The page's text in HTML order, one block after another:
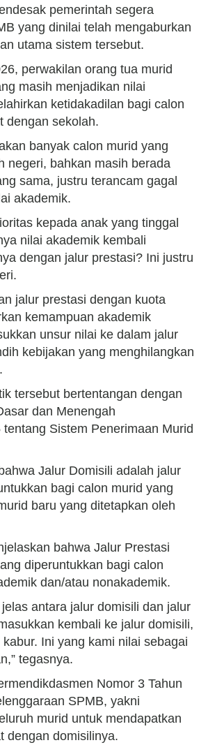
pemerintah segera
yang dinilai telah mengaburkan
utama sistem tersebut.
perwakilan orang tua murid
masih menjadikan nilai
ketidakadilan bagi calon
dengan sekolah.
banyak calon murid yang
negeri, bahkan masih berada
sama, justru terancam gagal
akademik.
kepada anak yang tinggal
nilai akademik kembali
dengan jalur prestasi? Ini justru
jalur prestasi dengan kuota
kemampuan akademik
unsur nilai ke dalam jalur
kebijakan yang menghilangkan
tersebut bertentangan dengan
dan Menengah
Sistem Penerimaan Murid
Jalur Domisili adalah jalur
bagi calon murid yang
baru yang ditetapkan oleh
bahwa Jalur Prestasi
diperuntukkan bagi calon
dan/atau nonakademik.
antara jalur domisili dan jalur
kembali ke jalur domisili,
Ini yang kami nilai sebagai
tegasnya.
Nomor 3 Tahun
SPMB, yakni
murid untuk mendapatkan
dengan domisilinya.